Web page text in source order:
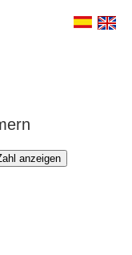
anzeigen